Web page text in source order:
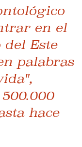
en el
Este
palabras
hace